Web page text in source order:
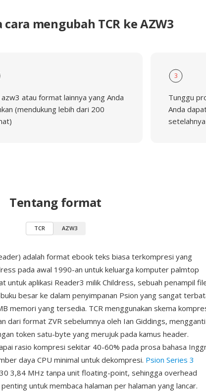
mengubah TCR ke AZW3
azw3 atau format lainnya yang Anda
(mendukung lebih dari 200
3
Tunggu
Anda
setelahnya
Tentang format
TCR AZW3
adalah format ebook teks biasa terkompresi yang
pada awal 1990-an untuk keluarga komputer palmtop
untuk aplikasi Reader3 milik Childress, sebuah penampil
besar ke dalam penyimpanan Psion yang sangat
memori yang tersedia. TCR menggunakan skema
dari format ZVR sebelumnya oleh Ian Giddings, mengganti
token satu-byte yang merujuk pada kamus header.
rasio kompresi sekitar 40-60% pada prosa bahasa
daya CPU minimal untuk dekompresi. Psion Series 3
3,84 MHz tanpa unit floating-point, sehingga overhead
untuk membaca halaman per halaman yang lancar.